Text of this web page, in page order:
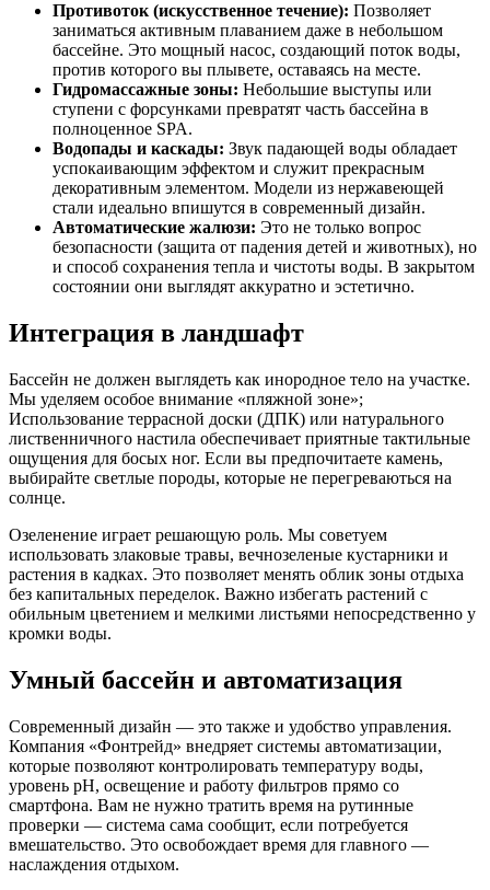
Противоток (искусственное течение): Позволяет
заниматься активным плаванием даже в небольшом
бассейне. Это мощный насос, создающий поток воды,
против которого вы плывете, оставаясь на месте.
Гидромассажные зоны: Небольшие выступы или
ступени с форсунками превратят часть бассейна в
полноценное SPA.
Водопады и каскады: Звук падающей воды обладает
успокаивающим эффектом и служит прекрасным
декоративным элементом. Модели из нержавеющей
стали идеально впишутся в современный дизайн.
Автоматические жалюзи: Это не только вопрос
безопасности (защита от падения детей и животных), но
и способ сохранения тепла и чистоты воды. В закрытом
состоянии они выглядят аккуратно и эстетично.
Интеграция в ландшафт
Бассейн не должен выглядеть как инородное тело на участке.
Мы уделяем особое внимание «пляжной зоне»;
Использование террасной доски (ДПК) или натурального
лиственничного настила обеспечивает приятные тактильные
ощущения для босых ног. Если вы предпочитаете камень,
выбирайте светлые породы, которые не перегреваються на
солнце.
Озеленение играет решающую роль. Мы советуем
использовать злаковые травы, вечнозеленые кустарники и
растения в кадках. Это позволяет менять облик зоны отдыха
без капитальных переделок. Важно избегать растений с
обильным цветением и мелкими листьями непосредственно у
кромки воды.
Умный бассейн и автоматизация
Современный дизайн — это также и удобство управления.
Компания «Фонтрейд» внедряет системы автоматизации,
которые позволяют контролировать температуру воды,
уровень pH, освещение и работу фильтров прямо со
смартфона. Вам не нужно тратить время на рутинные
проверки — система сама сообщит, если потребуется
вмешательство. Это освобождает время для главного —
наслаждения отдыхом.